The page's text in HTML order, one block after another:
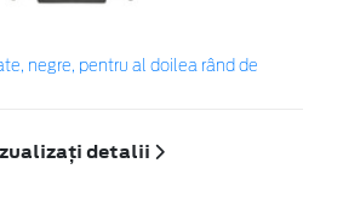
negre, pentru al doilea rând de
detalii